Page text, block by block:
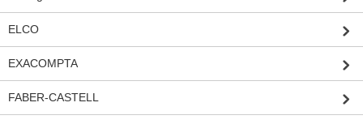
ELCO
EXACOMPTA
FABER-CASTELL